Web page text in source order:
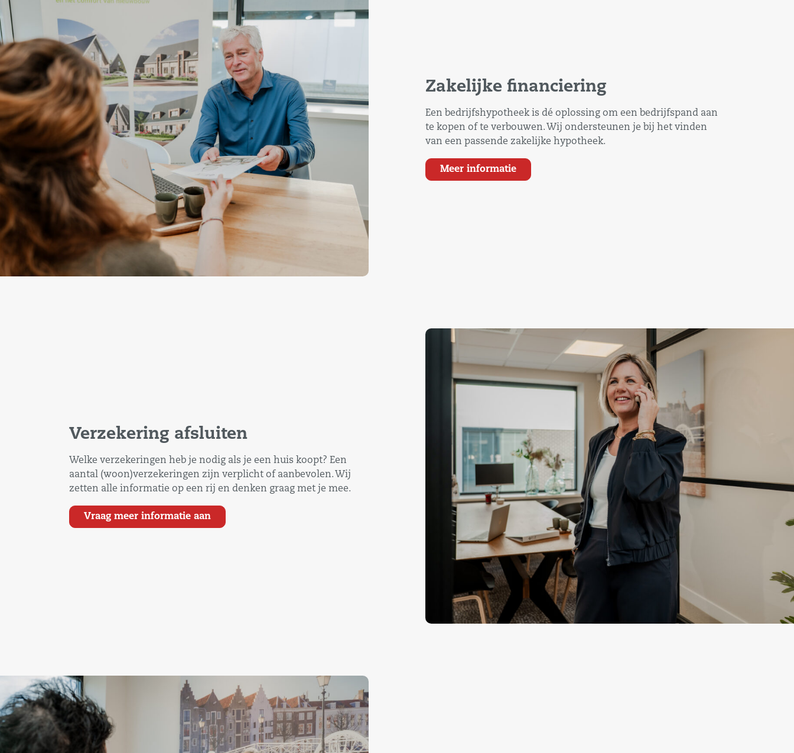
Zakelijke financiering
Een bedrijfshypotheek is dé oplossing om een bedrijfspand aan
te kopen of te verbouwen. Wij ondersteunen je bij het vinden
van een passende zakelijke hypotheek.
Meer informatie
Verzekering afsluiten
Welke verzekeringen heb je nodig als je een huis koopt? Een
aantal (woon)verzekeringen zijn verplicht of aanbevolen. Wij
zetten alle informatie op een rij en denken graag met je mee.
Vraag meer informatie aan